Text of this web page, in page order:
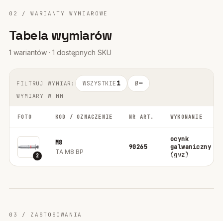
02 / WARIANTY WYMIAROWE
Tabela wymiarów
1 wariantów · 1 dostępnych SKU
FILTRUJ WYMIAR: WSZYSTKIE1 Ø—
WYMIARY W MM
FOTO KOD / OZNACZENIE NR ART. WYKONANIE
2
M8
TA M8 BP
90265
ocynk
galwaniczny
(gvz)
03 / ZASTOSOWANIA